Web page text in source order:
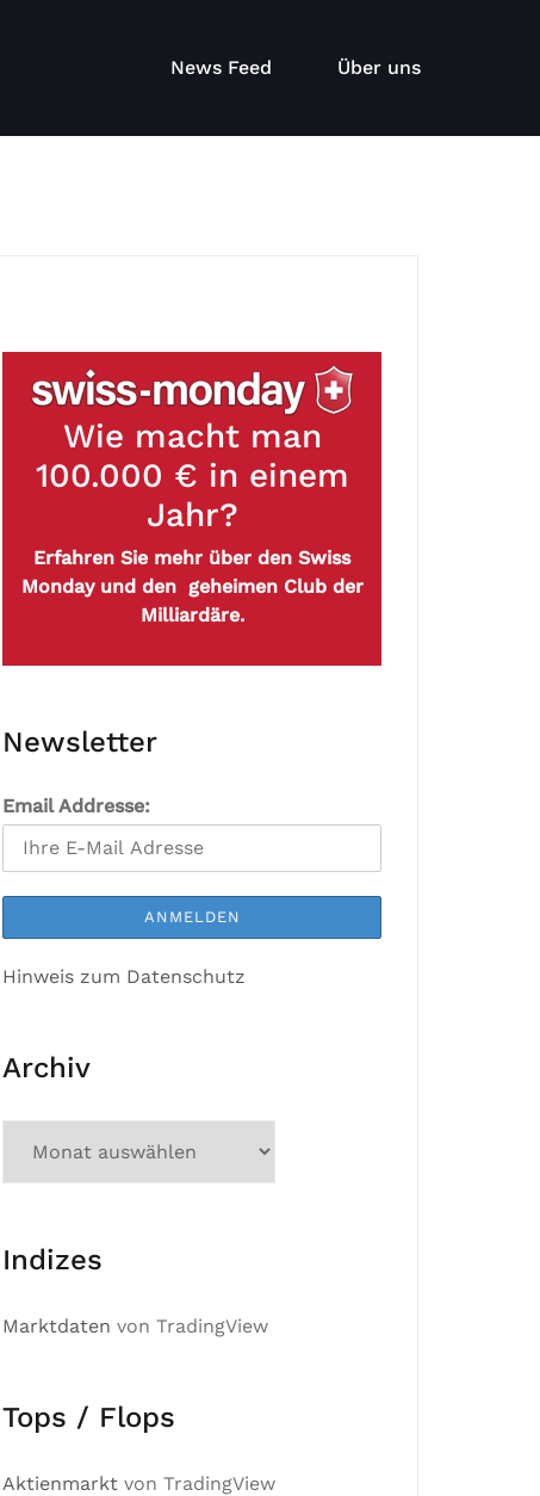
News Feed Über uns
Wie macht man
100.000 € in einem
Jahr?
Erfahren Sie mehr über den Swiss
Monday und den geheimen Club der
Milliardäre.
Newsletter
Email Addresse:
Hinweis zum Datenschutz
Archiv
Indizes
Marktdaten von TradingView
Tops / Flops
Aktienmarkt von TradingView